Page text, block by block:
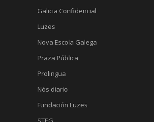
Galicia Confidencial
Luzes
Nova Escola Galega
Praza Pública
Prolingua
Nós diario
Fundación Luzes